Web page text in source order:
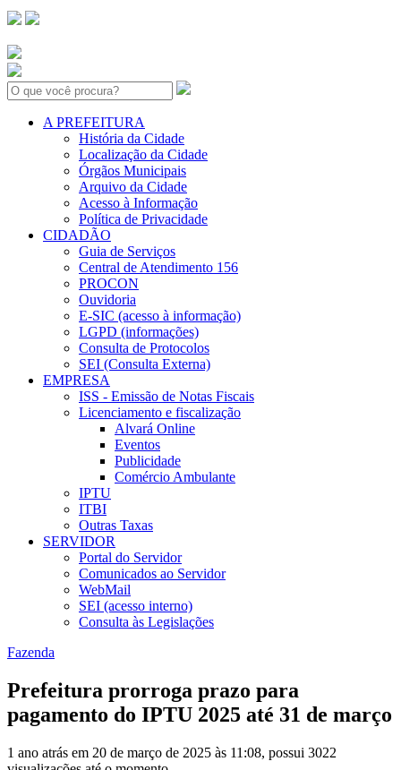
Search:
A PREFEITURA
História da Cidade
Localização da Cidade
Órgãos Municipais
Arquivo da Cidade
Acesso à Informação
Política de Privacidade
CIDADÃO
Guia de Serviços
Central de Atendimento 156
PROCON
Ouvidoria
E-SIC (acesso à informação)
LGPD (informações)
Consulta de Protocolos
SEI (Consulta Externa)
EMPRESA
ISS - Emissão de Notas Fiscais
Licenciamento e fiscalização
Alvará Online
Eventos
Publicidade
Comércio Ambulante
IPTU
ITBI
Outras Taxas
SERVIDOR
Portal do Servidor
Comunicados ao Servidor
WebMail
SEI (acesso interno)
Consulta às Legislações
Fazenda
Prefeitura prorroga prazo para
pagamento do IPTU 2025 até 31 de março
1 ano atrás em 20 de março de 2025 às 11:08, possui 3022